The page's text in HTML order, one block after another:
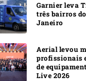
Garnier leva
três bairros
Janeiro
Aerial levou
profissionais
de
Live 2026